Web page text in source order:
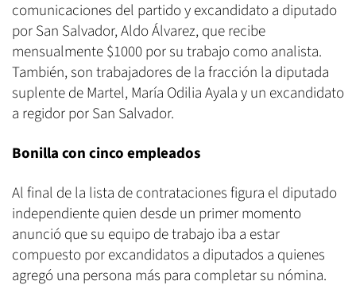
comunicaciones del partido y excandidato a diputado
por San Salvador, Aldo Álvarez, que recibe
mensualmente $1000 por su trabajo como analista.
También, son trabajadores de la fracción la diputada
suplente de Martel, María Odilia Ayala y un excandidato
a regidor por San Salvador.
Bonilla con cinco empleados
Al final de la lista de contrataciones figura el diputado
independiente quien desde un primer momento
anunció que su equipo de trabajo iba a estar
compuesto por excandidatos a diputados a quienes
agregó una persona más para completar su nómina.